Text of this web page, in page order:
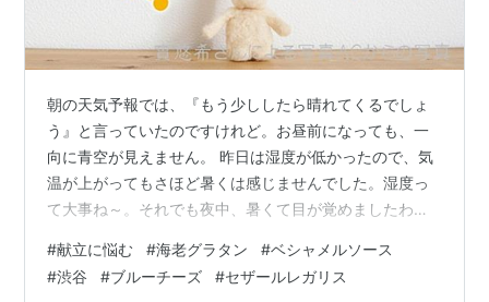
朝の天気予報では、『もう少ししたら晴れてくるでしょ
う』と言っていたのですけれど。お昼前になっても、一
向に青空が見えません。 昨日は湿度が低かったので、気
温が上がってもさほど暑くは感じませんでした。湿度っ
て大事ね～。それでも夜中、暑くて目が覚めましたわ～
いた《五苓散》も、今日の効きはイマイチ。台風が通り
過ぎるまでは仕方ないのでしょう。 にほんブログ村 次男
#献立に悩む #海老グラタン #ベシャメルソース
#渋谷 #ブルーチーズ #セザールレガリス